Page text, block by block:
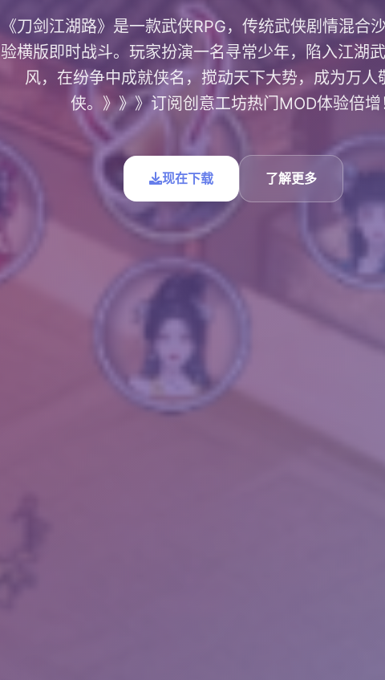
《刀剑江湖路》是一款武侠RPG，传统武侠剧情混合
验横版即时战斗。玩家扮演一名寻常少年，陷入江湖
风，在纷争中成就侠名，搅动天下大势，成为万人
侠。》》》订阅创意工坊热门MOD体验倍增
现在下载 了解更多